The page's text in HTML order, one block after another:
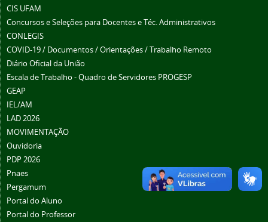
CIS UFAM
Concursos e Seleções para Docentes e Téc. Administrativos
CONLEGIS
COVID-19 / Documentos / Orientações / Trabalho Remoto
Diário Oficial da União
Escala de Trabalho - Quadro de Servidores PROGESP
GEAP
IEL/AM
LAD 2026
MOVIMENTAÇÃO
Ouvidoria
PDP 2026
Pnaes
Pergamum
Portal do Aluno
Portal do Professor